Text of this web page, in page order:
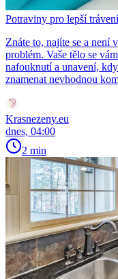
Potraviny pro lepší
Znáte to, najíte se a není
problém. Vaše tělo se
nafouknutí a unavení,
znamenat nevhodnou
Krasnezeny.eu
dnes, 04:00
2 min